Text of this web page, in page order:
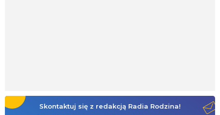
Skontaktuj się z redakcją Radia Rodzina!